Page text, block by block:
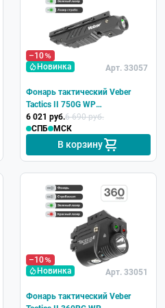
–10
Новинка
Арт. 33057
Фонарь тактический Veber
Tactics II 750G WP
подствольный с ЛЦУ
6 021 руб.6 690 руб.
СПБ
МСК
В корзину
–10
Новинка
Арт. 33051
Фонарь тактический Veber